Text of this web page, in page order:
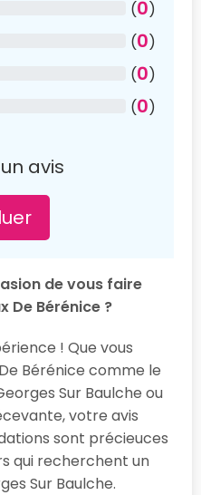
(0)
(0)
(0)
(0)
avis
de vous faire
De Bérénice ?
! Que vous
Bérénice comme le
Sur Baulche ou
votre avis
sont précieuces
qui recherchent un
Sur Baulche.